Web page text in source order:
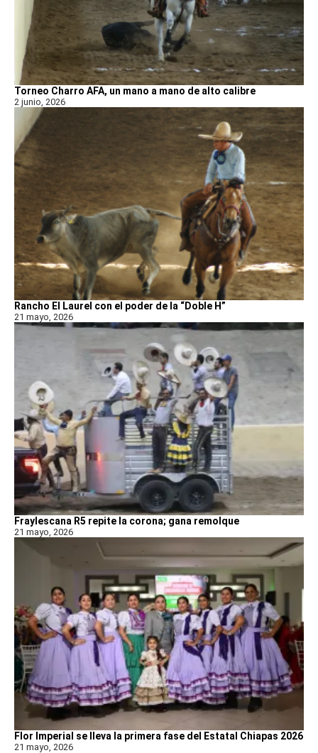
Torneo Charro AFA, un mano a mano de alto calibre
2 junio, 2026
Rancho El Laurel con el poder de la “Doble H”
21 mayo, 2026
Fraylescana R5 repite la corona; gana remolque
21 mayo, 2026
Flor Imperial se lleva la primera fase del Estatal Chiapas 2026
21 mayo, 2026